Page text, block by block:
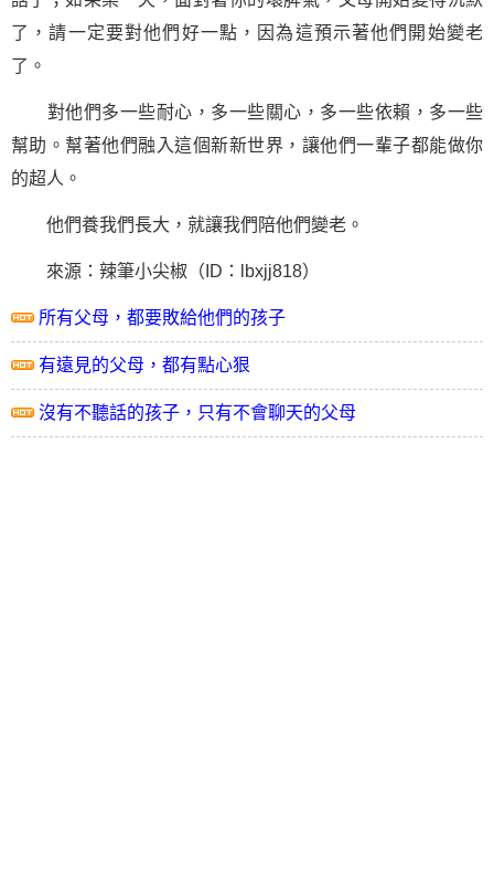
了，請一定要對他們好一點，因為這預示著他們開始變老
了。
對他們多一些耐心，多一些關心，多一些依賴，多一些
幫助。幫著他們融入這個新新世界，讓他們一輩子都能做你
的超人。
他們養我們長大，就讓我們陪他們變老。
來源：辣筆小尖椒（ID：lbxjj818）
所有父母，都要敗給他們的孩子
有遠見的父母，都有點心狠
沒有不聽話的孩子，只有不會聊天的父母